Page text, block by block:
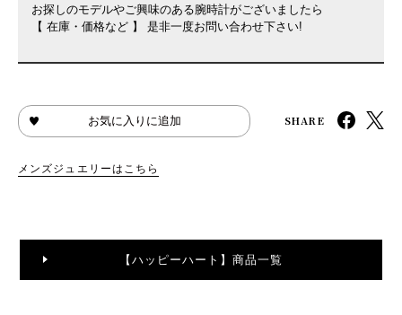
お探しのモデルやご興味のある腕時計がございましたら
【 在庫・価格など 】 是非一度お問い合わせ下さい!
お気に入りに追加 SHARE
メンズジュエリーはこちら
【ハッピーハート】商品一覧